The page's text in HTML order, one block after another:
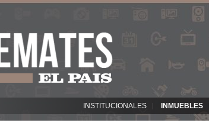
INSTITUCIONALES INMUEBLES